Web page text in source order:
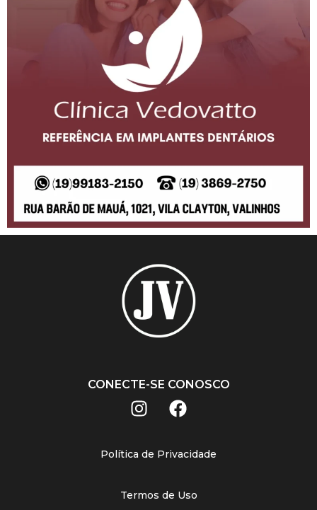
CONECTE-SE CONOSCO
Política de Privacidade
Termos de Uso